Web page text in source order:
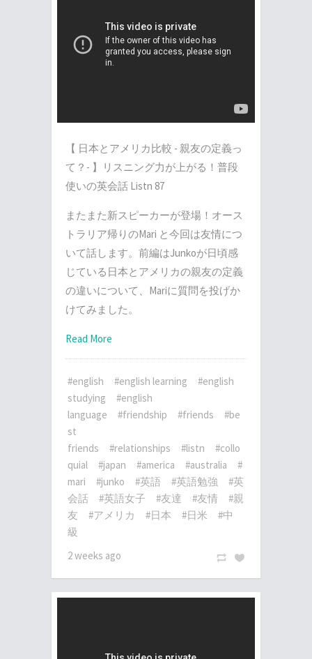
【 日本とアメリカ比較 - 親友の定義っ
て？- 】リスニング力が上がる！普段
使いの英会話 Listn 87
またまた新スピーカーが登場！オース
トラリア帰りのMari と今回は友情につ
いて話します。前編はJunkoが日頃感
じている日本とアメリカの親友の定義
の違いについて、Mariに質問を投げか
けてみました。
Read More
#english #english learning
#english
studying
#english
language
#friendship #friends
#be
st
friends
#relationships #listn
#collo
quial
#japan #america #australia
#
mari
#junko #英語 #英語勉強
#英
会話
#英語女子 #友達 #友情
#親
友
#アメリカ #日本 #日米
#中
級
2 weeks ago